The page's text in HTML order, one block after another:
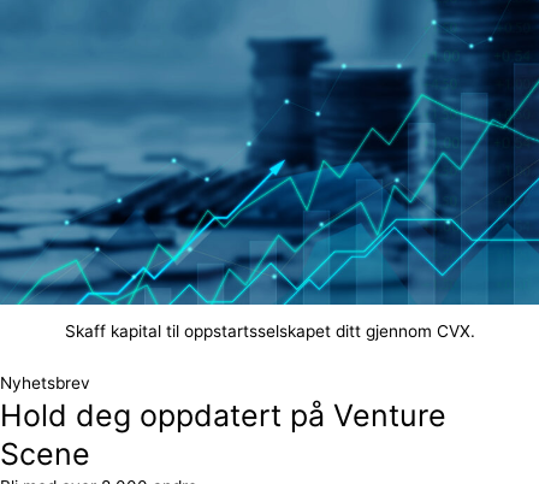
Skaff kapital til oppstartsselskapet ditt gjennom CVX.
Nyhetsbrev
Hold deg oppdatert på Venture
Scene